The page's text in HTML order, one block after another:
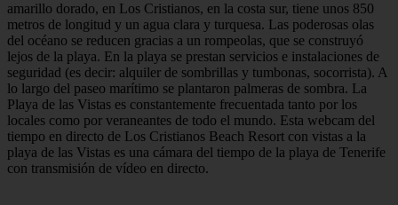
amarillo dorado, en Los Cristianos, en la costa sur, tiene unos 850
metros de longitud y un agua clara y turquesa. Las poderosas olas
del océano se reducen gracias a un rompeolas, que se construyó
lejos de la playa. En la playa se prestan servicios e instalaciones de
seguridad (es decir: alquiler de sombrillas y tumbonas, socorrista). A
lo largo del paseo marítimo se plantaron palmeras de sombra. La
Playa de las Vistas es constantemente frecuentada tanto por los
locales como por veraneantes de todo el mundo. Esta webcam del
tiempo en directo de Los Cristianos Beach Resort con vistas a la
playa de las Vistas es una cámara del tiempo de la playa de Tenerife
con transmisión de vídeo en directo.